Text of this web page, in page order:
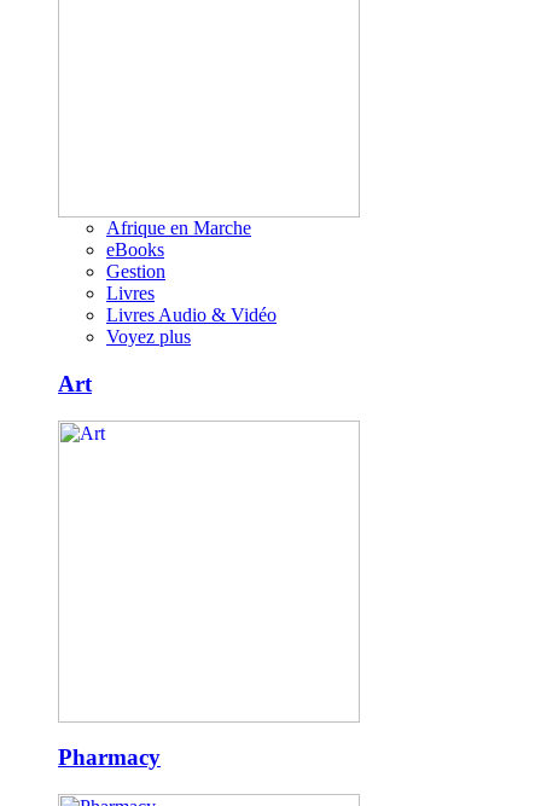
Afrique en Marche
eBooks
Gestion
Livres
Livres Audio & Vidéo
Voyez plus
Art
Pharmacy